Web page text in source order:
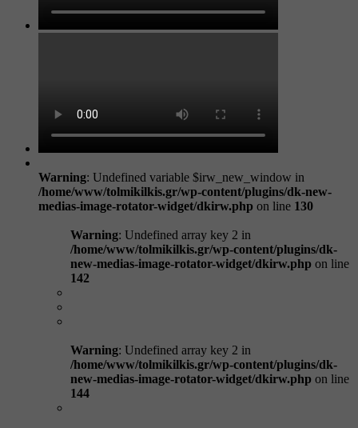
Warning: Undefined variable $irw_new_window in
/home/www/tolmikilkis.gr/wp-content/plugins/dk-new-
medias-image-rotator-widget/dkirw.php on line 130
Warning: Undefined array key 2 in
/home/www/tolmikilkis.gr/wp-content/plugins/dk-
new-medias-image-rotator-widget/dkirw.php on line
142
Warning: Undefined array key 2 in
/home/www/tolmikilkis.gr/wp-content/plugins/dk-
new-medias-image-rotator-widget/dkirw.php on line
144